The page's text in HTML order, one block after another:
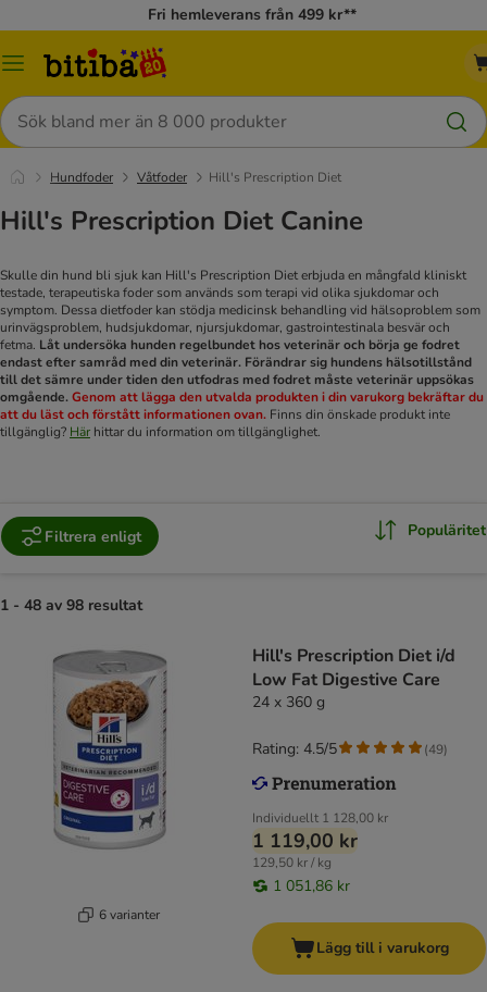
Fri hemleverans från 499 kr**
Meny
Sök
Hundfoder Våtfoder Hill's Prescription Diet
Hill's Prescription Diet Canine
Skulle din hund bli sjuk kan Hill's Prescription Diet erbjuda en mångfald kliniskt
testade, terapeutiska foder som används som terapi vid olika sjukdomar och
symptom. Dessa dietfoder kan stödja medicinsk behandling vid hälsoproblem som
urinvägsproblem, hudsjukdomar, njursjukdomar, gastrointestinala besvär och
fetma. Låt undersöka hunden regelbundet hos veterinär och börja ge fodret
endast efter samråd med din veterinär. Förändrar sig hundens hälsotillstånd
till det sämre under tiden den utfodras med fodret måste veterinär uppsökas
omgående.Genom att lägga den utvalda produkten i din varukorg bekräftar du
att du läst och förstått informationen ovan. Finns din önskade produkt inte
tillgänglig? Här hittar du information om tillgänglighet.
Filtrera enligt Populäritet
1 - 48 av 98 resultat
6 varianter
Hill's Prescription Diet i/d
Low Fat Digestive Care
24 x 360 g
Individuellt 1 128,00 kr
1 119,00 kr
129,50 kr / kg
1 051,86 kr
Rating: 4.5/5 (49)
Lägg till i varukorg